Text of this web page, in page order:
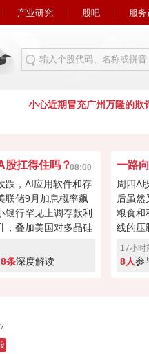
产业研究 股吧 服
小心近期冒充广州万隆的欺
股扛得住吗？08:00
跌，AI应用软件和存
联储9月加息概率飙
银行罕见上调存款利
，叠加美国对多晶硅
。 A股这边韧性拉
重回3900关口，外
8条深度解读
周四A
后虽然
粮食和
线的压
利盘
17小时
8人参